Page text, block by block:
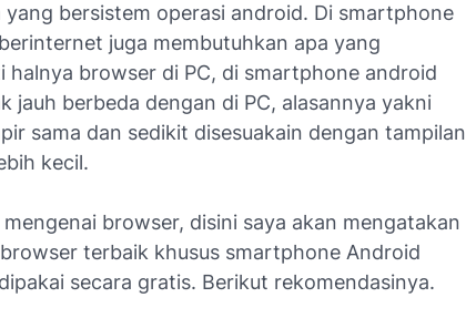
bersistem operasi android. Di smartphone
juga membutuhkan apa yang
halnya browser di PC, di smartphone android
jauh berbeda dengan di PC, alasannya yakni
sama dan sedikit disesuakain dengan tampilan
kecil.
browser, disini saya akan mengatakan
terbaik khusus smartphone Android
secara gratis. Berikut rekomendasinya.